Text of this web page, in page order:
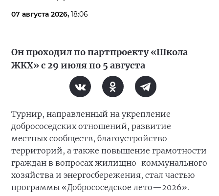
07 августа 2026, 18:06
Он проходил по партпроекту «Школа
ЖКХ» с 29 июля по 5 августа
Турнир, направленный на укрепление
добрососедских отношений, развитие
местных сообществ, благоустройство
территорий, а также повышение грамотности
граждан в вопросах жилищно-коммунального
хозяйства и энергосбережения, стал частью
программы «Добрососедское лето—2026».